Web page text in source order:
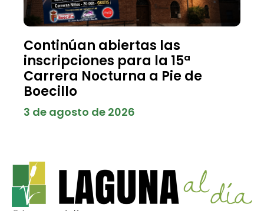
Continúan abiertas las
inscripciones para la 15ª
Carrera Nocturna a Pie de
Boecillo
3 de agosto de 2026